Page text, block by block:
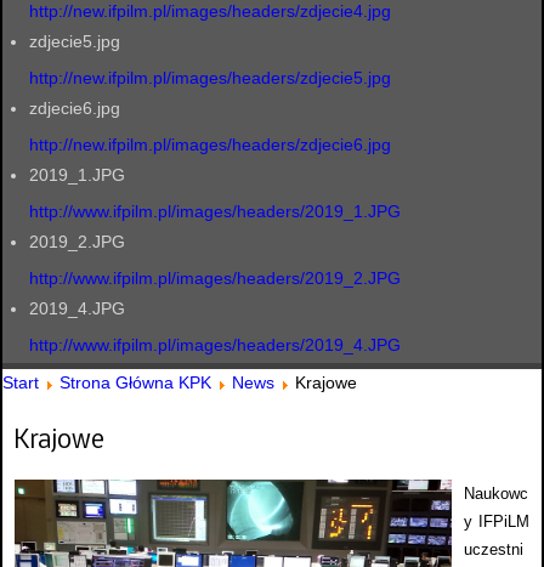
http://new.ifpilm.pl/images/headers/zdjecie4.jpg
zdjecie5.jpg
http://new.ifpilm.pl/images/headers/zdjecie5.jpg
zdjecie6.jpg
http://new.ifpilm.pl/images/headers/zdjecie6.jpg
2019_1.JPG
http://www.ifpilm.pl/images/headers/2019_1.JPG
2019_2.JPG
http://www.ifpilm.pl/images/headers/2019_2.JPG
2019_4.JPG
http://www.ifpilm.pl/images/headers/2019_4.JPG
Start
Strona Główna KPK News Krajowe
Krajowe
Naukowc
y IFPiLM
uczestni